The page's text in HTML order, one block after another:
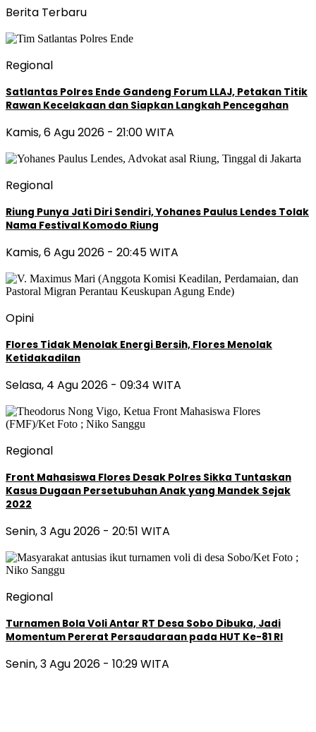
Berita Terbaru
Regional
Satlantas Polres Ende Gandeng Forum LLAJ, Petakan Titik
Rawan Kecelakaan dan Siapkan Langkah Pencegahan
Kamis, 6 Agu 2026 - 21:00 WITA
Regional
Riung Punya Jati Diri Sendiri, Yohanes Paulus Lendes Tolak
Nama Festival Komodo Riung
Kamis, 6 Agu 2026 - 20:45 WITA
Opini
Flores Tidak Menolak Energi Bersih, Flores Menolak
Ketidakadilan
Selasa, 4 Agu 2026 - 09:34 WITA
Regional
Front Mahasiswa Flores Desak Polres Sikka Tuntaskan
Kasus Dugaan Persetubuhan Anak yang Mandek Sejak
2022
Senin, 3 Agu 2026 - 20:51 WITA
Regional
Turnamen Bola Voli Antar RT Desa Sobo Dibuka, Jadi
Momentum Pererat Persaudaraan pada HUT Ke-81 RI
Senin, 3 Agu 2026 - 10:29 WITA